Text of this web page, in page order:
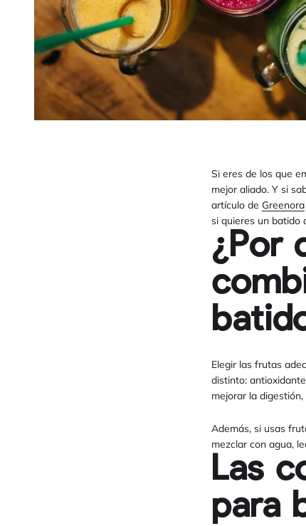
Si eres de los que
mejor aliado. Y si
artículo de Greenora
si quieres un batido
¿Por
Elegir las frutas
distinto:
mejorar la
Además, si usas
mezclar con agua,
Las
para